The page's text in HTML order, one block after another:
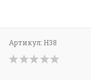
Артикул: H38